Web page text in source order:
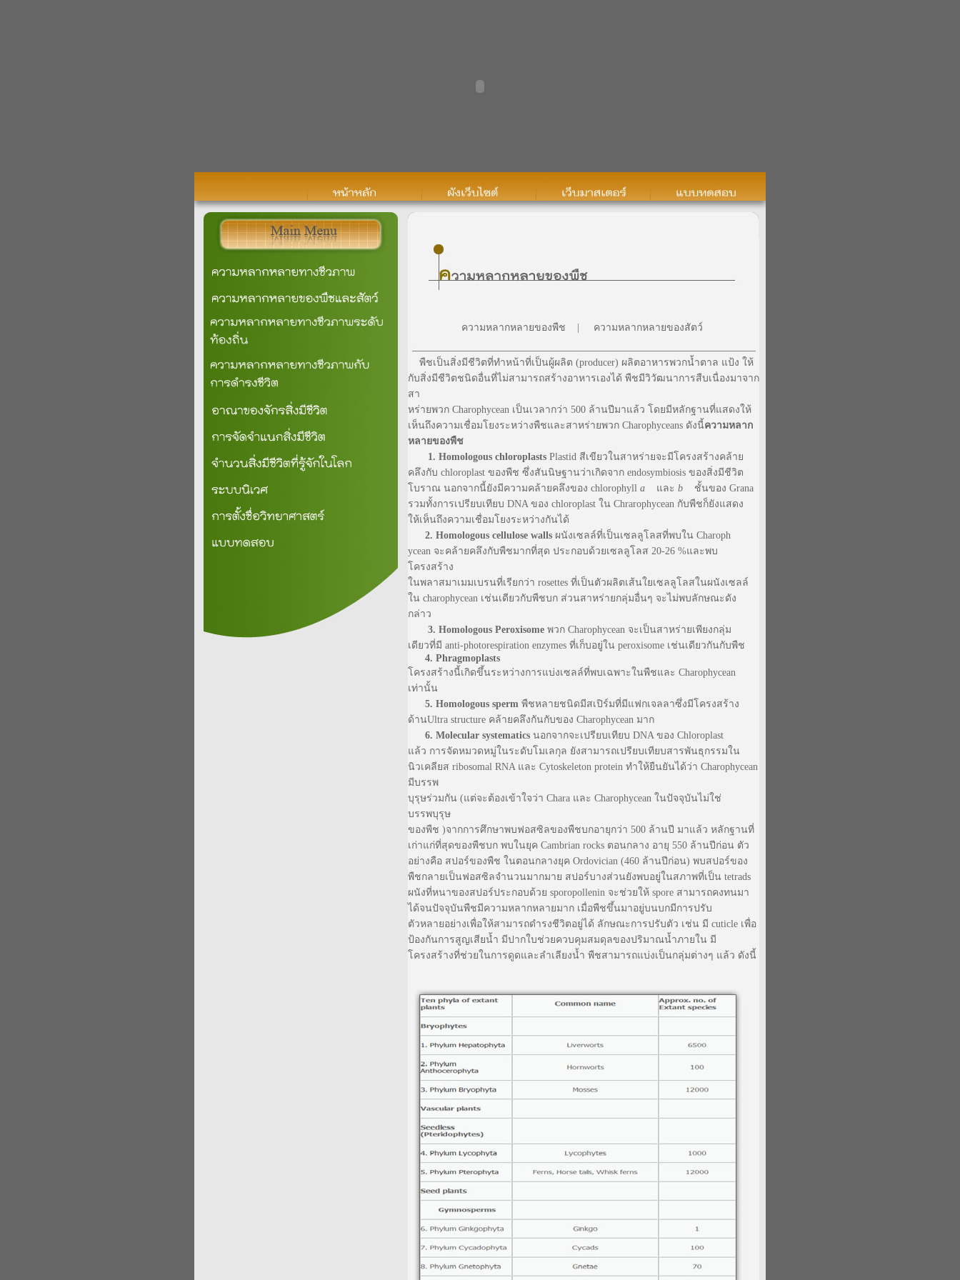
ความหลากหลายของพืช ความหลากหลายของสัตว์
พืชเป็นสิ่งมีชีวิตที่ทำหน้าที่เป็นผู้ผลิต (producer) ผลิตอาหารพวกน้ำตาล แป้ง ให้
กับสิ่งมีชีวิตชนิดอื่นที่ไม่สามารถสร้างอาหารเองได้ พืชมีวิวัฒนาการสืบเนื่องมาจาก
สา
หร่ายพวก Charophycean เป็นเวลากว่า 500 ล้านปีมาแล้ว โดยมีหลักฐานที่แสดงให้
เห็นถึงความเชื่อมโยงระหว่างพืชและสาหร่ายพวก Charophyceans ดังนี้ความหลาก
หลายของพืช
1. Homologous chloroplasts Plastid สีเขียวในสาหร่ายจะมีโครงสร้างคล้าย
คลึงกับ chloroplast ของพืช ซึ่งสันนิษฐานว่าเกิดจาก endosymbiosis ของสิ่งมีชีวิต
โบราณ นอกจากนี้ยังมีความคล้ายคลึงของ chlorophyll a และ b
ชั้นของ Grana
รวมทั้งการเปรียบเทียบ DNA ของ chloroplast ใน Chrarophycean กับพืชก็ยังแสดง
ให้เห็นถึงความเชื่อมโยงระหว่างกันได้
2. Homologous cellulose walls ผนังเซลล์ที่เป็นเซลลูโลสที่พบใน Charoph
ycean จะคล้ายคลึงกับพืชมากที่สุด ประกอบด้วยเซลลูโลส 20-26 %และพบ
โครงสร้าง
ในพลาสมาเมมเบรนที่เรียกว่า rosettes ที่เป็นตัวผลิตเส้นใยเซลลูโลสในผนังเซลล์
ใน charophycean เช่นเดียวกับพืชบก ส่วนสาหร่ายกลุ่มอื่นๆ จะไม่พบลักษณะดัง
กล่าว
3. Homologous Peroxisome พวก Charophycean จะเป็นสาหร่ายเพียงกลุ่ม
เดียวที่มี anti-photorespiration enzymes ที่เก็บอยู่ใน peroxisome เช่นเดียวกันกับพืช
4. Phragmoplasts
โครงสร้างนี้เกิดขึ้นระหว่างการแบ่งเซลล์ที่พบเฉพาะในพืชและ Charophycean
เท่านั้น
5. Homologous sperm พืชหลายชนิดมีสเปิร์มที่มีแฟกเจลลาซึ่งมีโครงสร้าง
ด้านUltra structure คล้ายคลึงกันกับของ Charophycean มาก
6. Molecular systematics นอกจากจะเปรียบเทียบ DNA ของ Chloroplast
แล้ว การจัดหมวดหมู่ในระดับโมเลกุล ยังสามารถเปรียบเทียบสารพันธุกรรมใน
นิวเคลียส ribosomal RNA และ Cytoskeleton protein ทำให้ยืนยันได้ว่า Charophycean
มีบรรพ
บุรุษร่วมกัน (แต่จะต้องเข้าใจว่า Chara และ Charophycean ในปัจจุบันไม่ใช่
บรรพบุรุษ
ของพืช )จากการศึกษาพบฟอสซิลของพืชบกอายุกว่า 500 ล้านปี มาแล้ว หลักฐานที่
เก่าแก่ที่สุดของพืชบก พบในยุค Cambrian rocks ตอนกลาง อายุ 550 ล้านปีก่อน ตัว
อย่างคือ สปอร์ของพืช ในตอนกลางยุค Ordovician (460 ล้านปีก่อน) พบสปอร์ของ
พืชกลายเป็นฟอสซิลจำนวนมากมาย สปอร์บางส่วนยังพบอยู่ในสภาพที่เป็น tetrads
ผนังที่หนาของสปอร์ประกอบด้วย sporopollenin จะช่วยให้ spore สามารถคงทนมา
ได้จนปัจจุบันพืชมีความหลากหลายมาก เมื่อพืชขึ้นมาอยู่บนบกมีการปรับ
ตัวหลายอย่างเพื่อให้สามารถดำรงชีวิตอยู่ได้ ลักษณะการปรับตัว เช่น มี cuticle เพื่อ
ป้องกันการสูญเสียน้ำ มีปากใบช่วยควบคุมสมดุลของปริมาณน้ำภายใน มี
โครงสร้างที่ช่วยในการดูดและลำเลียงน้ำ พืชสามารถแบ่งเป็นกลุ่มต่างๆ แล้ว ดังนี้